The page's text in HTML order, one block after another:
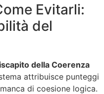
Evitarli:
del
della Coerenza
attribuisce punteggi
di coesione logica.